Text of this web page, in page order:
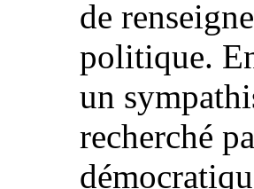
de
politique.
un
recherché